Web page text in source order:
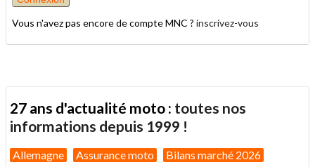
Vous n'avez pas encore de compte MNC ? inscrivez-vous
27 ans d'actualité moto : toutes nos
informations depuis 1999 !
Allemagne Assurance moto
Bilans marché 2026